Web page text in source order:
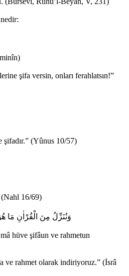
şifa versin, onları ferahlatsın!”
şifadır.” (Yûnus 10/57)
(Nahl 16/69)
وَنُنَزِّلُ مِنَ الْقُرْاٰنِ
hüve şifâun ve rahmetun
ve rahmet olarak indiriyoruz.” (İsrâ